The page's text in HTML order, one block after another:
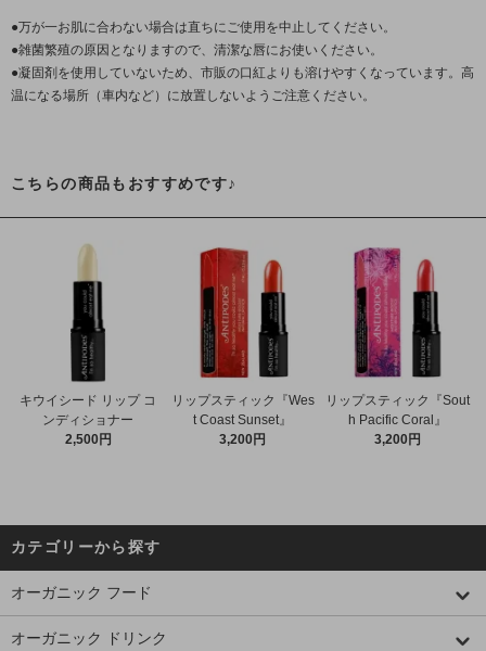
●万が一お肌に合わない場合は直ちにご使用を中止してください。
●雑菌繁殖の原因となりますので、清潔な唇にお使いください。
●凝固剤を使用していないため、市販の口紅よりも溶けやすくなっています。高
温になる場所（車内など）に放置しないようご注意ください。
こちらの商品もおすすめです♪
キウイシード リップ コ
ンディショナー
2,500円
リップスティック『Wes
t Coast Sunset』
3,200円
リップスティック『Sout
h Pacific Coral』
3,200円
カテゴリーから探す
オーガニック フード
オーガニック ドリンク